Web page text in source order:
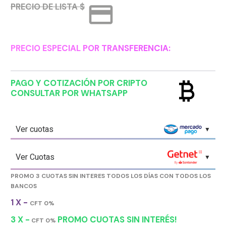
PRECIO DE LISTA $ credit_card
PRECIO ESPECIAL POR TRANSFERENCIA:
PAGO Y COTIZACIÓN POR CRIPTO
CONSULTAR POR WHATSAPP
currency_bitcoin
Ver cuotas
Ver Cuotas
PROMO 3 CUOTAS SIN INTERES TODOS LOS DÍAS CON TODOS LOS
BANCOS
1 X - CFT 0%
3 X - CFT 0% PROMO CUOTAS SIN INTERÉS!